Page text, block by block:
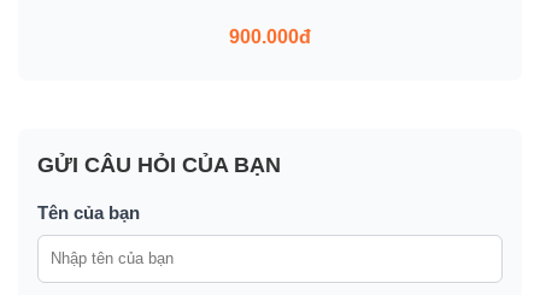
900.000đ
GỬI CÂU HỎI CỦA BẠN
Tên của bạn